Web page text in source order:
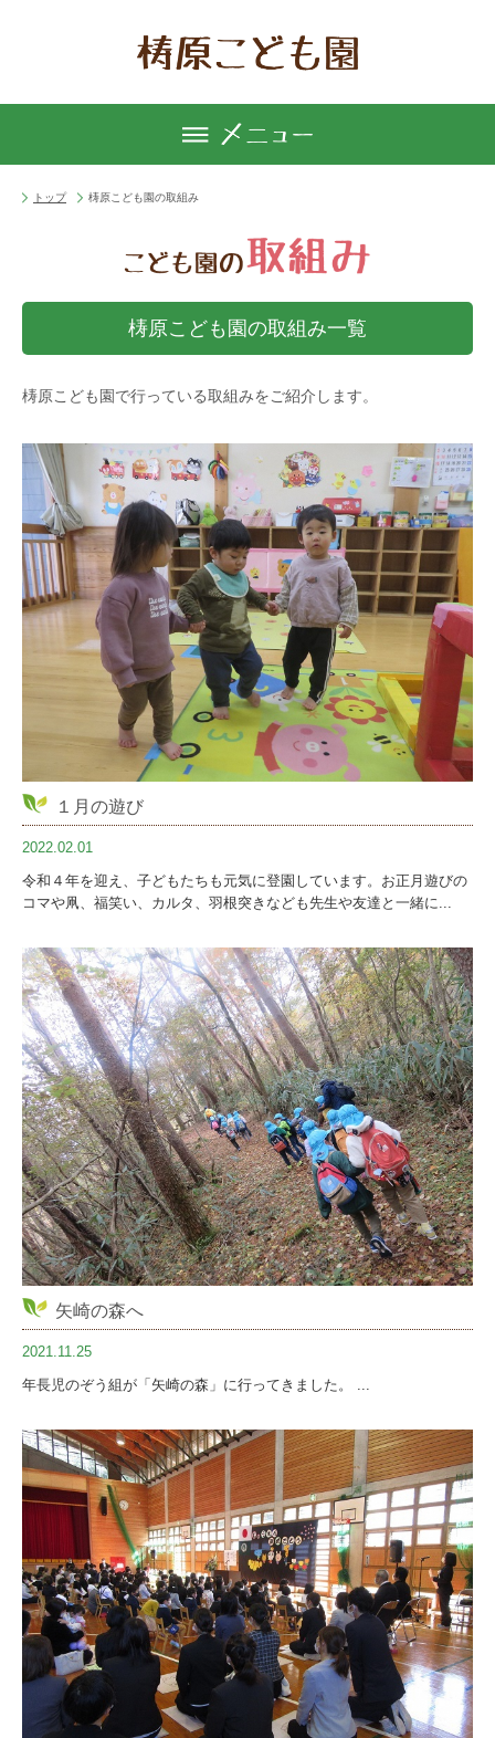
トップ 梼原こども園の取組み
梼原こども園の取組み一覧
梼原こども園で行っている取組みをご紹介します。
１月の遊び
2022.02.01
令和４年を迎え、子どもたちも元気に登園しています。お正月遊びの
コマや凧、福笑い、カルタ、羽根突きなども先生や友達と一緒に...
矢崎の森へ
2021.11.25
年長児のぞう組が「矢崎の森」に行ってきました。 ...